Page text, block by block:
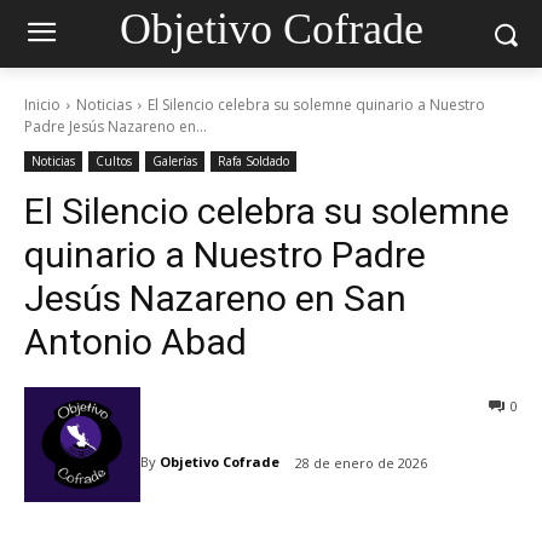
Objetivo Cofrade
Inicio Noticias
El Silencio celebra su solemne quinario a Nuestro
Padre Jesús Nazareno en...
Noticias Cultos Galerías Rafa Soldado
El Silencio celebra su solemne
quinario a Nuestro Padre
Jesús Nazareno en San
Antonio Abad
By Objetivo Cofrade 28 de enero de 2026
0